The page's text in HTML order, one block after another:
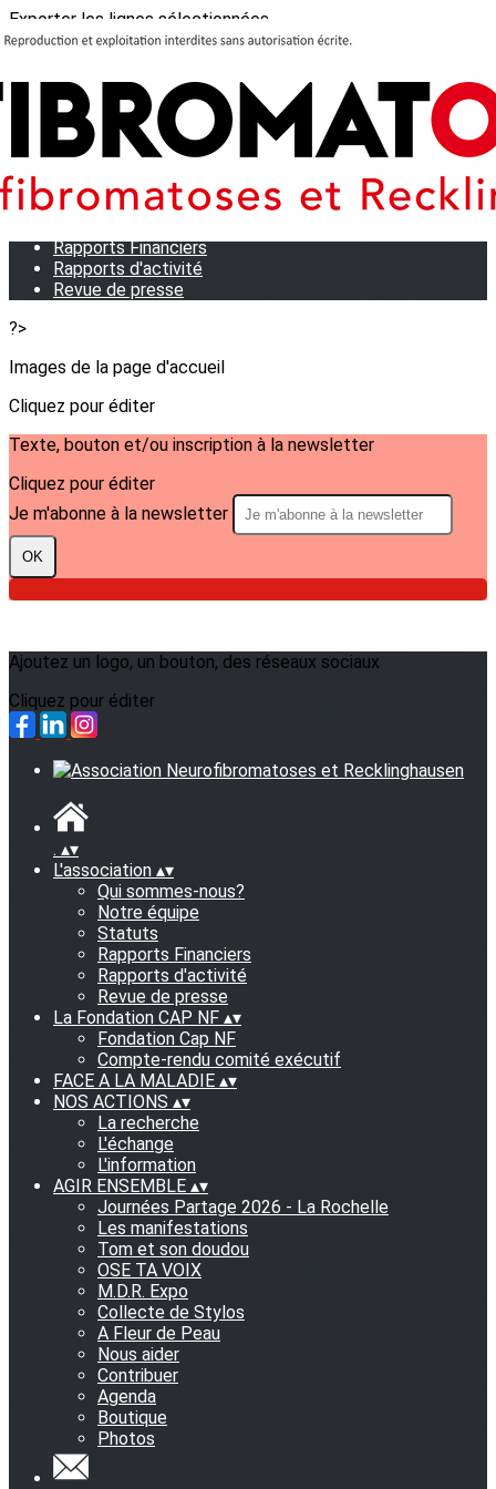
Exporter les lignes sélectionnées
Exporter toutes les colonnes
Qui sommes-nous?
Notre équipe
Rapports Financiers
Rapports d'activité
Revue de presse
?>
Images de la page d'accueil
Cliquez pour éditer
Texte, bouton et/ou inscription à la newsletter
Cliquez pour éditer
Je m'abonne à la newsletter
OK
Ajoutez un logo, un bouton, des réseaux sociaux
Cliquez pour éditer
. ▴▾
L'association ▴▾
Qui sommes-nous?
Notre équipe
Statuts
Rapports Financiers
Rapports d'activité
Revue de presse
La Fondation CAP NF ▴▾
Fondation Cap NF
Compte-rendu comité exécutif
FACE A LA MALADIE ▴▾
NOS ACTIONS ▴▾
La recherche
L'échange
L'information
AGIR ENSEMBLE ▴▾
Journées Partage 2026 - La Rochelle
Les manifestations
Tom et son doudou
OSE TA VOIX
M.D.R. Expo
Collecte de Stylos
A Fleur de Peau
Nous aider
Contribuer
Agenda
Boutique
Photos